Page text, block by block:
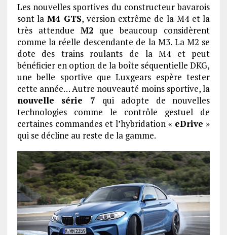
Les nouvelles sportives du constructeur bavarois
sont laM4 GTS, version extrême de la M4 et la
très attendue M2 que beaucoup considèrent
comme la réelle descendante de la M3. La M2 se
dote des trains roulants de la M4 et peut
bénéficier en option de la boîte séquentielle DKG,
une belle sportive que Luxgears espère tester
cette année… Autre nouveauté moins sportive, la
nouvelle série 7 qui adopte de nouvelles
technologies comme le contrôle gestuel de
certaines commandes et l’hybridation « eDrive »
qui se décline au reste de la gamme.